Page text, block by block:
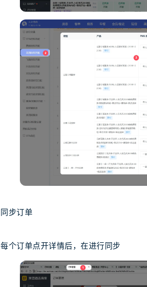
同步订单
每个订单点开详情后，在进行同步